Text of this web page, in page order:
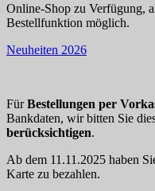
Online-Shop zu Verfügung,
Bestellfunktion möglich.
Neuheiten 2026
FürBestellungen per
Bankdaten, wir bitten Sie
berücksichtigen.
Ab dem 11.11.2025 haben
Karte zu bezahlen.